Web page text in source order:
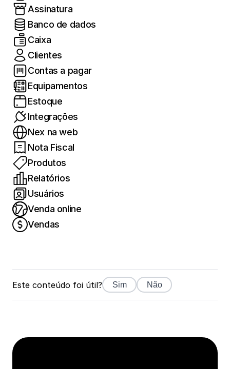
Assinatura
Banco de dados
Caixa
Clientes
Contas a pagar
Equipamentos
Estoque
Integrações
Nex na web
Nota Fiscal
Produtos
Relatórios
Usuários
Venda online
Vendas
Este conteúdo foi útil? Sim Não